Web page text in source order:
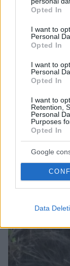
grant or deny
use your data
consent section.
Opted In
I want to
Personal
Opted In
I want to
Personal
Opted In
I want to
Retention,
Personal
Purposes
Opted In
Google
Data
Γιώργος
του με τον
06.08.2026, 18:00